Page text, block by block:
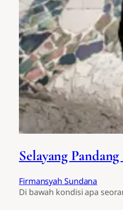
Selayang
Firmansyah Sundana
Di bawah kondisi apa